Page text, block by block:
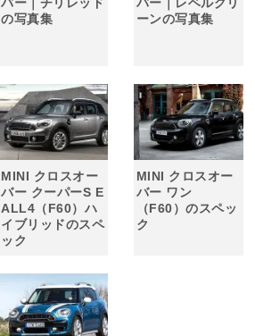
の写真集
ーンの写真集
MINI クロスオー
バー クーパーS E
ALL4（F60）ハ
イブリッドのスペ
ック
MINI クロスオー
バー ワン
（F60）のスペッ
ク